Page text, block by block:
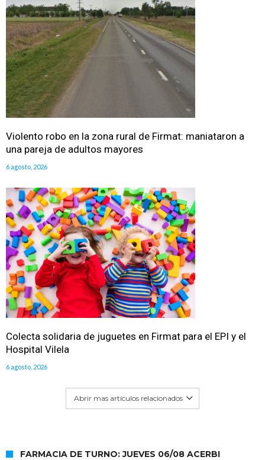
Violento robo en la zona rural de Firmat: maniataron a
una pareja de adultos mayores
6 agosto, 2026
Colecta solidaria de juguetes en Firmat para el EPI y el
Hospital Vilela
6 agosto, 2026
Abrir mas artículos relacionados
FARMACIA DE TURNO: JUEVES 06/08 ACERBI